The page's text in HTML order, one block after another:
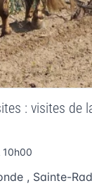
: visites de
10h00
, Sainte-